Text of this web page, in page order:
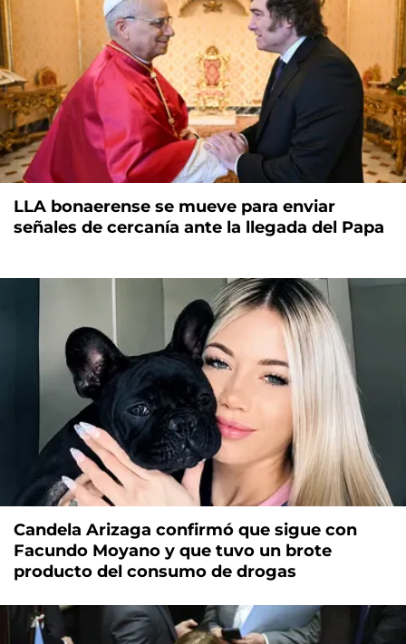
LLA bonaerense se mueve para enviar
señales de cercanía ante la llegada del Papa
Candela Arizaga confirmó que sigue con
Facundo Moyano y que tuvo un brote
producto del consumo de drogas